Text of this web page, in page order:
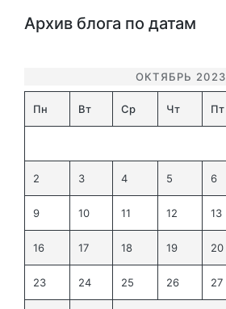
Архив блога по датам
ОКТЯБРЬ 2023
Пн Вт Ср Чт Пт
2 3 4 5 6
9 10 11 12 13
16 17 18 19 20
23 24 25 26 27